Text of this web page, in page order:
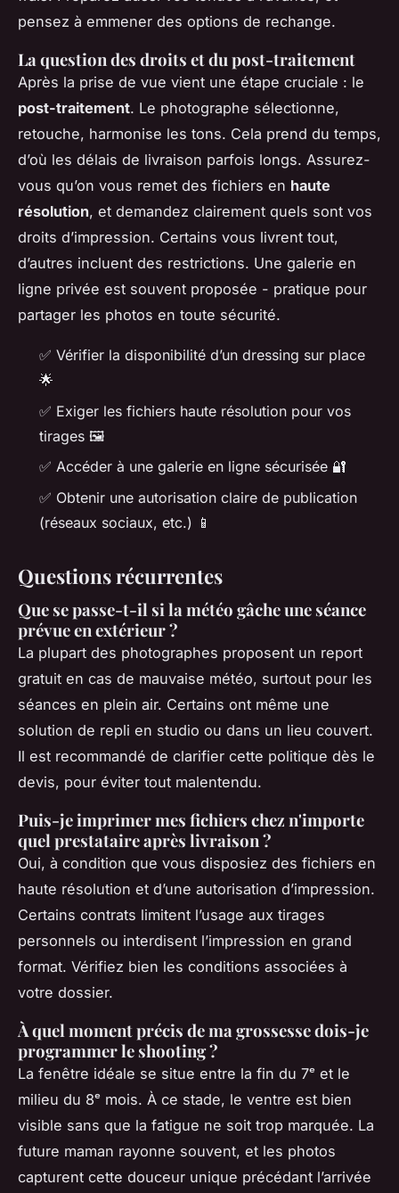
pensez à emmener des options de rechange.
La question des droits et du post-traitement
Après la prise de vue vient une étape cruciale : le
post-traitement. Le photographe sélectionne,
retouche, harmonise les tons. Cela prend du temps,
d’où les délais de livraison parfois longs. Assurez-
vous qu’on vous remet des fichiers en haute
résolution, et demandez clairement quels sont vos
droits d’impression. Certains vous livrent tout,
d’autres incluent des restrictions. Une galerie en
ligne privée est souvent proposée - pratique pour
partager les photos en toute sécurité.
✅ Vérifier la disponibilité d’un dressing sur place
🌟
✅ Exiger les fichiers haute résolution pour vos
tirages 🖼️
✅ Accéder à une galerie en ligne sécurisée 🔐
✅ Obtenir une autorisation claire de publication
(réseaux sociaux, etc.) 📱
Questions récurrentes
Que se passe-t-il si la météo gâche une séance
prévue en extérieur ?
La plupart des photographes proposent un report
gratuit en cas de mauvaise météo, surtout pour les
séances en plein air. Certains ont même une
solution de repli en studio ou dans un lieu couvert.
Il est recommandé de clarifier cette politique dès le
devis, pour éviter tout malentendu.
Puis-je imprimer mes fichiers chez n'importe
quel prestataire après livraison ?
Oui, à condition que vous disposiez des fichiers en
haute résolution et d’une autorisation d’impression.
Certains contrats limitent l’usage aux tirages
personnels ou interdisent l’impression en grand
format. Vérifiez bien les conditions associées à
votre dossier.
À quel moment précis de ma grossesse dois-je
programmer le shooting ?
La fenêtre idéale se situe entre la fin du 7ᵉ et le
milieu du 8ᵉ mois. À ce stade, le ventre est bien
visible sans que la fatigue ne soit trop marquée. La
future maman rayonne souvent, et les photos
capturent cette douceur unique précédant l’arrivée